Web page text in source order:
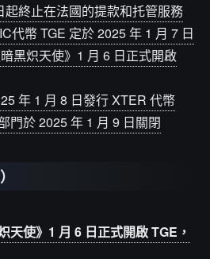
起終止在法國的提款和托管服務
代幣 TGE 定於 2025 年 1 月 7 日
黑炽天使》1 月 6 日正式開啟
年 1 月 8 日發行 XTER 代幣
門於 2025 年 1 月 9 日關閉
使》1 月 6 日正式開啟 TGE，